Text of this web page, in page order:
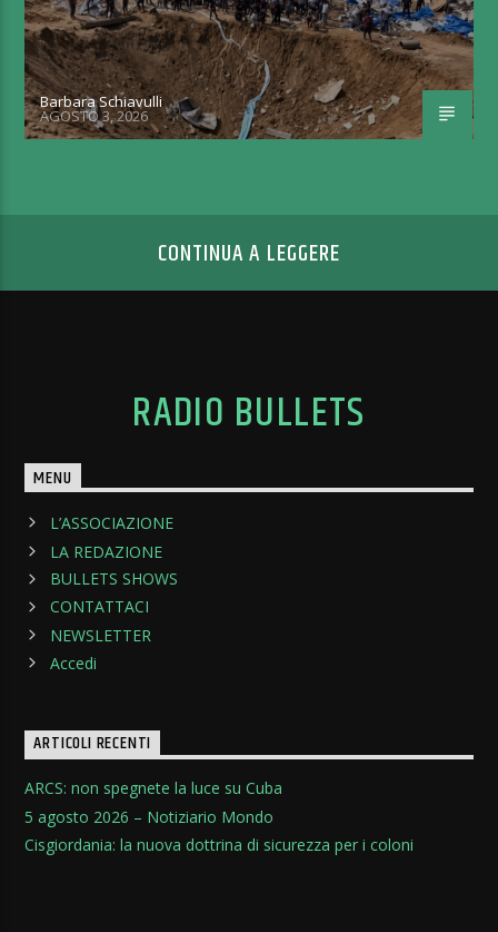
Barbara Schiavulli
AGOSTO 3, 2026
CONTINUA A LEGGERE
RADIO BULLETS
MENU
L’ASSOCIAZIONE
LA REDAZIONE
BULLETS SHOWS
CONTATTACI
NEWSLETTER
Accedi
ARTICOLI RECENTI
ARCS: non spegnete la luce su Cuba
5 agosto 2026 – Notiziario Mondo
Cisgiordania: la nuova dottrina di sicurezza per i coloni